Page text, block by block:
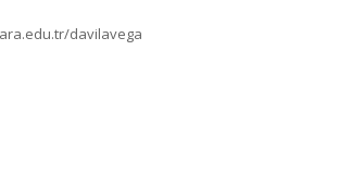
davilavega